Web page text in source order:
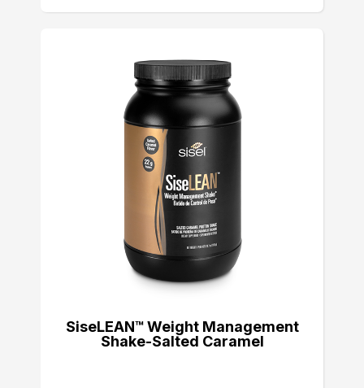
SiseLEAN™ Weight Management
Shake-Salted Caramel